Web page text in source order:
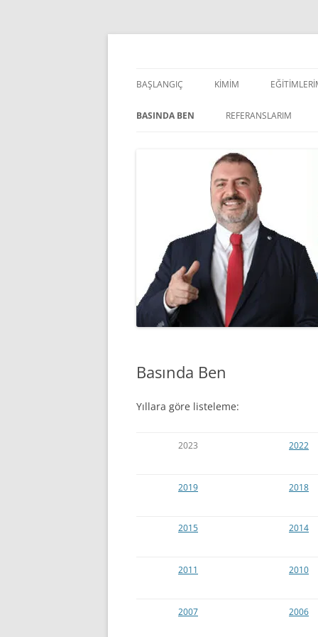
İçeriğe
BAŞLANGIÇ KIMIM
BASINDA BEN REFERANSLARIM
Basında Ben
Yıllara göre listeleme:
2023 2022
2019 2018
2015 2014
2011 2010
2007 2006